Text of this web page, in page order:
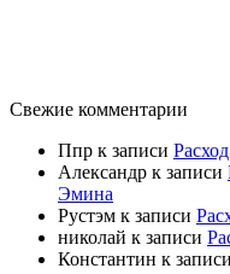
Свежие комментарии
Ппр к записи
Александр к записи
Эмина
Рустэм к записи
николай к записи
Константин к записи